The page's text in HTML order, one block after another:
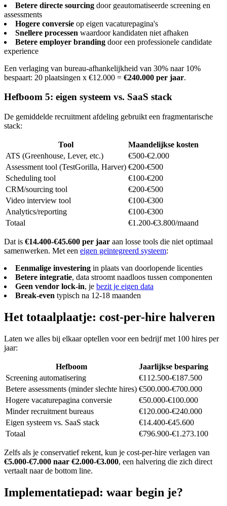
Betere directe sourcing door geautomatiseerde screening en
assessments
Hogere conversie op eigen vacaturepagina's
Snellere processen waardoor kandidaten niet afhaken
Betere employer branding door een professionele candidate
experience
Een verlaging van bureau-afhankelijkheid van 30% naar 10%
bespaart: 20 plaatsingen x €12.000 = €240.000 per jaar.
Hefboom 5: eigen systeem vs. SaaS stack
De gemiddelde recruitment afdeling gebruikt een fragmentarische
stack:
Tool
Maandelijkse kosten
ATS (Greenhouse, Lever, etc.)
€500-€2.000
Assessment tool (TestGorilla, Harver) €200-€500
Scheduling tool
€100-€200
CRM/sourcing tool
€200-€500
Video interview tool
€100-€300
Analytics/reporting
€100-€300
Totaal
€1.200-€3.800/maand
Dat is €14.400-€45.600 per jaar aan losse tools die niet optimaal
samenwerken. Met een eigen geïntegreerd systeem:
Eenmalige investering in plaats van doorlopende licenties
Betere integratie, data stroomt naadloos tussen componenten
Geen vendor lock-in, je bezit je eigen data
Break-even typisch na 12-18 maanden
Het totaalplaatje: cost-per-hire halveren
Laten we alles bij elkaar optellen voor een bedrijf met 100 hires per
jaar:
Hefboom
Jaarlijkse besparing
Screening automatisering
€112.500-€187.500
Betere assessments (minder slechte hires) €500.000-€700.000
Hogere vacaturepagina conversie
€50.000-€100.000
Minder recruitment bureaus
€120.000-€240.000
Eigen systeem vs. SaaS stack
€14.400-€45.600
Totaal
€796.900-€1.273.100
Zelfs als je conservatief rekent, kun je cost-per-hire verlagen van
€5.000-€7.000 naar €2.000-€3.000, een halvering die zich direct
vertaalt naar de bottom line.
Implementatiepad: waar begin je?